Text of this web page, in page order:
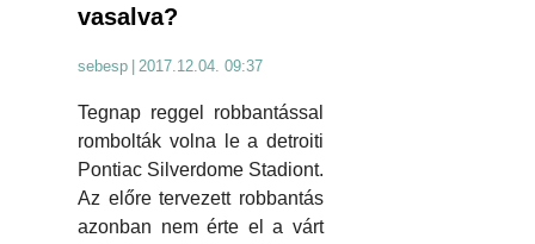
vasalva?
sebesp 2017.12.04. 09:37
Tegnap reggel robbantással
rombolták volna le a detroiti
Pontiac Silverdome Stadiont.
Az előre tervezett robbantás
azonban nem érte el a várt